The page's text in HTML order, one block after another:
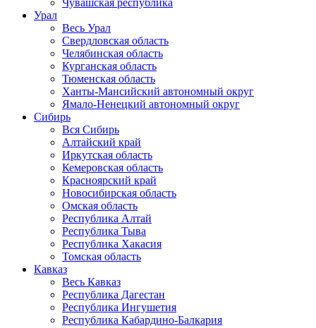
Чувашская республика
Урал
Весь Урал
Свердловская область
Челябинская область
Курганская область
Тюменская область
Ханты-Мансийский автономный округ
Ямало-Ненецкий автономный округ
Сибирь
Вся Сибирь
Алтайский край
Иркутская область
Кемеровская область
Красноярский край
Новосибирская область
Омская область
Республика Алтай
Республика Тыва
Республика Хакасия
Томская область
Кавказ
Весь Кавказ
Республика Дагестан
Республика Ингушетия
Республика Кабардино-Балкария